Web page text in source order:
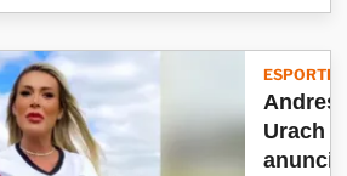
ESPORTES
Urach
anuncia